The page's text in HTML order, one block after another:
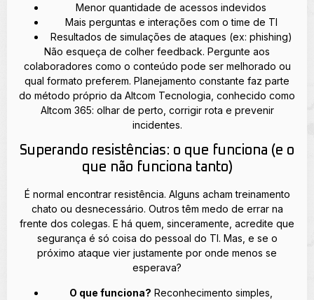
Menor quantidade de acessos indevidos
Mais perguntas e interações com o time de TI
Resultados de simulações de ataques (ex: phishing)
Não esqueça de colher feedback. Pergunte aos
colaboradores como o conteúdo pode ser melhorado ou
qual formato preferem. Planejamento constante faz parte
do método próprio da Altcom Tecnologia, conhecido como
Altcom 365: olhar de perto, corrigir rota e prevenir
incidentes.
Superando resistências: o que funciona (e o
que não funciona tanto)
É normal encontrar resistência. Alguns acham treinamento
chato ou desnecessário. Outros têm medo de errar na
frente dos colegas. E há quem, sinceramente, acredite que
segurança é só coisa do pessoal do TI. Mas, e se o
próximo ataque vier justamente por onde menos se
esperava?
O que funciona? Reconhecimento simples,